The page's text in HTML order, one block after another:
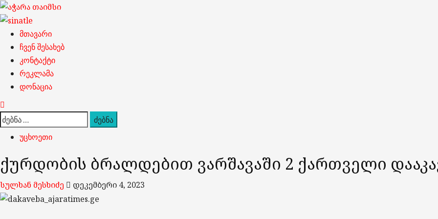
Skip
to
content
Primary
Menu
მთავარი
ჩვენ შესახებ
კონტაქტი
რეკლამა
დონაცია
ძებნა:
უცხოეთი
ქურდობის ბრალდებით ვარშავაში 2 ქართველი
სულხან მესხიძე დეკემბერი 4, 2023